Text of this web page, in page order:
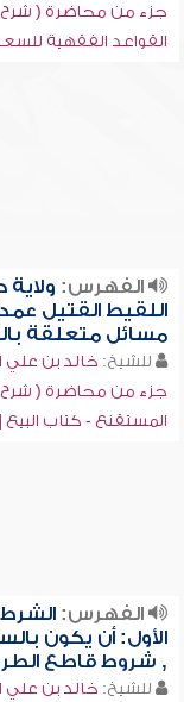
جزء من محاضرة (
القواعد الفقهية
الفهرس: ولاية
اللقيط القتيل
مسائل متعلقة
للشيخ: خالد بن علي
جزء من محاضرة ( شرح
المستقنع - كتاب البيع
الفهرس:الشرط
الأول: أن يكون
, شروط قاطع
للشيخ: خالد بن علي